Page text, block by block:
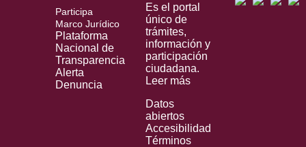
Participa
Marco Jurídico
Plataforma
Nacional de
Transparencia
Alerta
Denuncia
Es el portal
único de
trámites,
información y
participación
ciudadana.
Leer más
Datos
abiertos
Accesibilidad
Términos